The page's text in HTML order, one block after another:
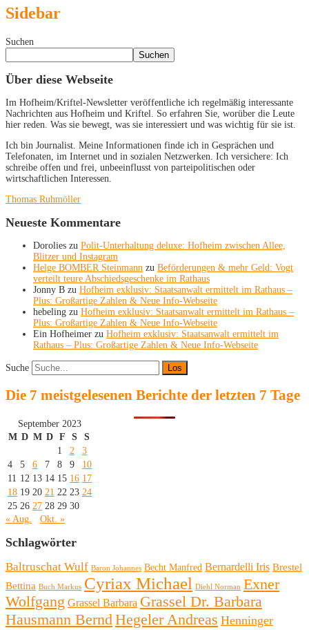
Sidebar
Suchen
Suchen
Über diese Webseite
Im Hofheim/Kriftel-Newsletter veröffentliche ich regelmäßig interessante
Nachrichten aus Hofheim und Kriftel. So erfahren Sie, worüber die Leute
hier reden. Was sie bewegt, was sie interessiert und was wichtig für sie ist.
Ich bin Journalist. Meine Informationen finde ich in Gesprächen und
Telefonaten, im Internet und in sozialen Netzwerken. Ich versichere: Ich
schreibe offen und frei, unbeeinflusst von parteipolitischen oder
wirtschaftlichen Interessen.
Thomas Ruhmöller
Neueste Kommentare
Dorolies zu Polit-Unterhaltung deluxe: Hofheim zwischen Allee,
Blitzer und Instagram
Helge BOMBER Steinmann zu Beförderungen & mehr Geld: Vogt
verteilt teure Abschiedsgeschenke im Rathaus
Jonny B zu Hofheim exklusiv: Staatsanwalt ermittelt im Rathaus –
Plus: Großartige Zahlen & Neue Info-Webseite
hebeling zu Hofheim exklusiv: Staatsanwalt ermittelt im Rathaus –
Plus: Großartige Zahlen & Neue Info-Webseite
Ein Hofheimer zu Hofheim exklusiv: Staatsanwalt ermittelt im
Rathaus – Plus: Großartige Zahlen & Neue Info-Webseite
Suche
Die 7 meistgelesenen Berichte der letzten 7 Tage
September 2023
M D M D F S
S
1
2
3
4
5 6 7 8 9
10
11 12 13 14 15 16 17
18 19 20 21 22 23 24
25 26 27 28 29 30
« Aug.
Okt. »
Schlagwörter
Baltruschat Wulf Baron Johannes Becht Manfred Bernardelli Iris Brestel
Bettina Buch Markus Cyriax Michael Diehl Norman Exner
Wolfgang Grassel Barbara Grassel Dr. Barbara
Hausmann Bernd Hegeler Andreas Henninger